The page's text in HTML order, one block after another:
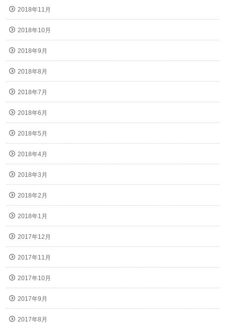
2018年11月
2018年10月
2018年9月
2018年8月
2018年7月
2018年6月
2018年5月
2018年4月
2018年3月
2018年2月
2018年1月
2017年12月
2017年11月
2017年10月
2017年9月
2017年8月